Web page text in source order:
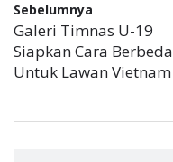
Sebelumnya
Galeri Timnas U-19
Siapkan Cara Berbeda
Untuk Lawan Vietnam